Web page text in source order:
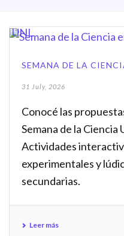
SEMANA DE LA
31 July, 2026
Conocé las
Semana de la
Actividades
experimentales y
secundarias.
Leer más